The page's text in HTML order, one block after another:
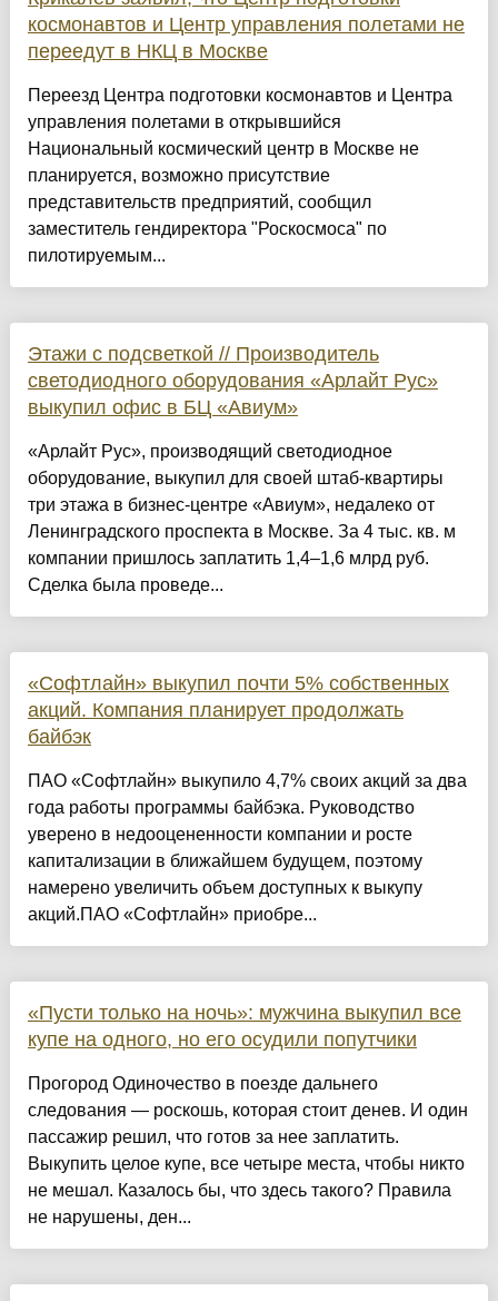
космонавтов и Центр управления полетами не
переедут в НКЦ в Москве
Переезд Центра подготовки космонавтов и Центра
управления полетами в открывшийся
Национальный космический центр в Москве не
планируется, возможно присутствие
представительств предприятий, сообщил
заместитель гендиректора "Роскосмоса" по
пилотируемым...
Этажи с подсветкой // Производитель
светодиодного оборудования «Арлайт Рус»
выкупил офис в БЦ «Авиум»
«Арлайт Рус», производящий светодиодное
оборудование, выкупил для своей штаб-квартиры
три этажа в бизнес-центре «Авиум», недалеко от
Ленинградского проспекта в Москве. За 4 тыс. кв. м
компании пришлось заплатить 1,4–1,6 млрд руб.
Сделка была проведе...
«Софтлайн» выкупил почти 5% собственных
акций. Компания планирует продолжать
байбэк
ПАО «Софтлайн» выкупило 4,7% своих акций за два
года работы программы байбэка. Руководство
уверено в недооцененности компании и росте
капитализации в ближайшем будущем, поэтому
намерено увеличить объем доступных к выкупу
акций.ПАО «Софтлайн» приобре...
«Пусти только на ночь»: мужчина выкупил все
купе на одного, но его осудили попутчики
Прогород Одиночество в поезде дальнего
следования — роскошь, которая стоит денев. И один
пассажир решил, что готов за нее заплатить.
Выкупить целое купе, все четыре места, чтобы никто
не мешал. Казалось бы, что здесь такого? Правила
не нарушены, ден...